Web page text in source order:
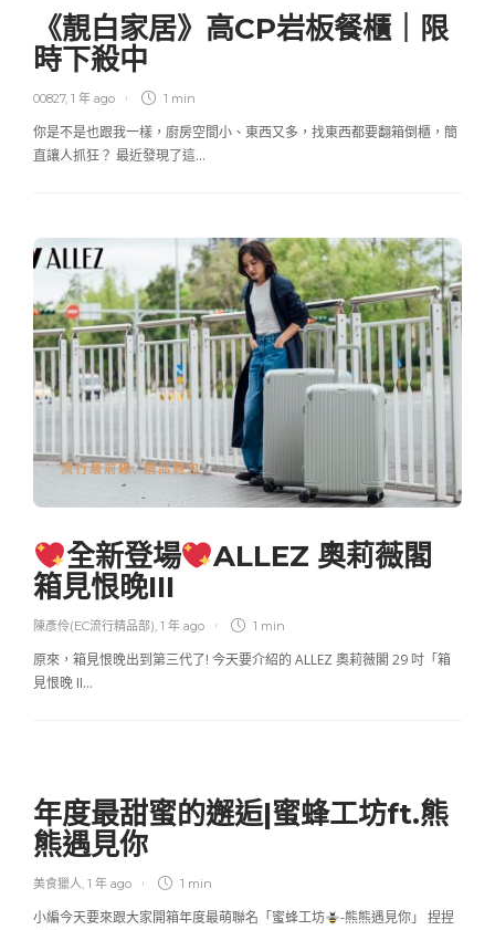
《靚白家居》高CP岩板餐櫃｜限
時下殺中
00827, 1 年 ago 1 min
你是不是也跟我一樣，廚房空間小、東西又多，找東西都要翻箱倒櫃，簡
直讓人抓狂？ 最近發現了這…
流行最前線,精品鞋包
全新登場
ALLEZ 奧莉薇閣
箱見恨晚III
陳彥伶(EC流行精品部), 1 年 ago 1 min
原來，箱見恨晚出到第三代了! 今天要介紹的 ALLEZ 奧莉薇閣 29 吋「箱
見恨晚 II…
年度最甜蜜的邂逅|蜜蜂工坊ft.熊
熊遇見你
美食獵人, 1 年 ago 1 min
小編今天要來跟大家開箱年度最萌聯名「蜜蜂工坊
-熊熊遇見你」 捏捏